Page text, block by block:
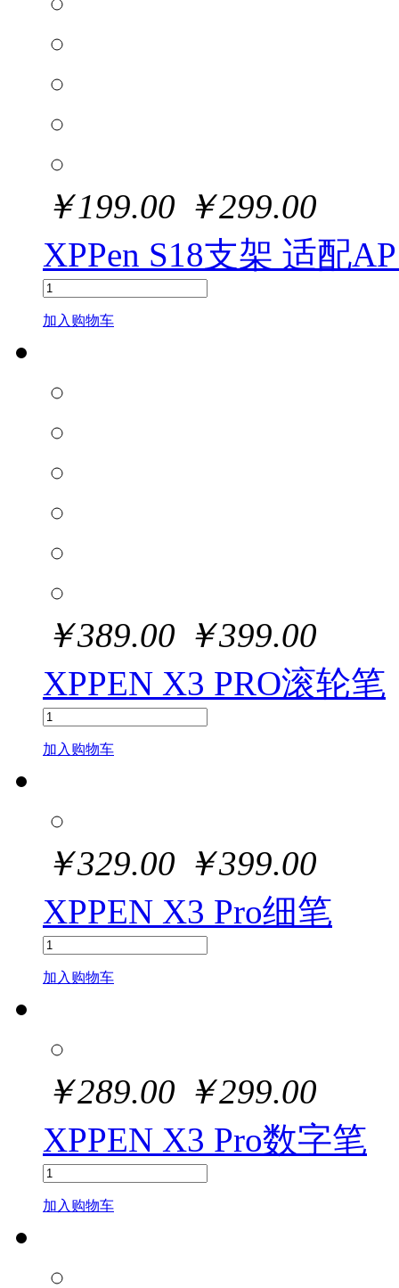
￥199.00 ￥299.00
XPPen S18支架 适配
加入购物车
￥389.00 ￥399.00
XPPEN X3 PRO滚轮笔
加入购物车
￥329.00 ￥399.00
XPPEN X3 Pro细笔
加入购物车
￥289.00 ￥299.00
XPPEN X3 Pro数字笔
加入购物车